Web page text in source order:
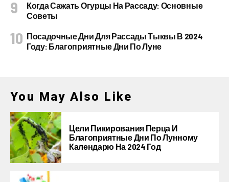
Когда Сажать Огурцы На Рассаду: Основные
Советы
Посадочные Дни Для Рассады Тыквы В 2024
Году: Благоприятные Дни По Луне
You May Also Like
Цели Пикирования Перца И
Благоприятные Дни По Лунному
Календарю На 2024 Год